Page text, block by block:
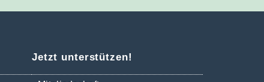
Jetzt unterstützen!